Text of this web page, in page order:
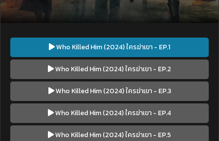
Who Killed Him (2024) ใครฆ่าเขา - EP.1
Who Killed Him (2024) ใครฆ่าเขา - EP.2
Who Killed Him (2024) ใครฆ่าเขา - EP.3
Who Killed Him (2024) ใครฆ่าเขา - EP.4
Who Killed Him (2024) ใครฆ่าเขา - EP.5